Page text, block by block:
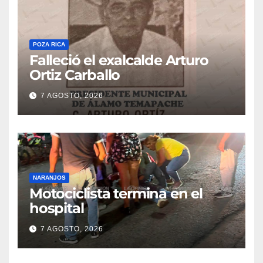
POZA RICA
Falleció el exalcalde Arturo
Ortiz Carballo
7 AGOSTO, 2026
NARANJOS
Motociclista termina en el
hospital
7 AGOSTO, 2026